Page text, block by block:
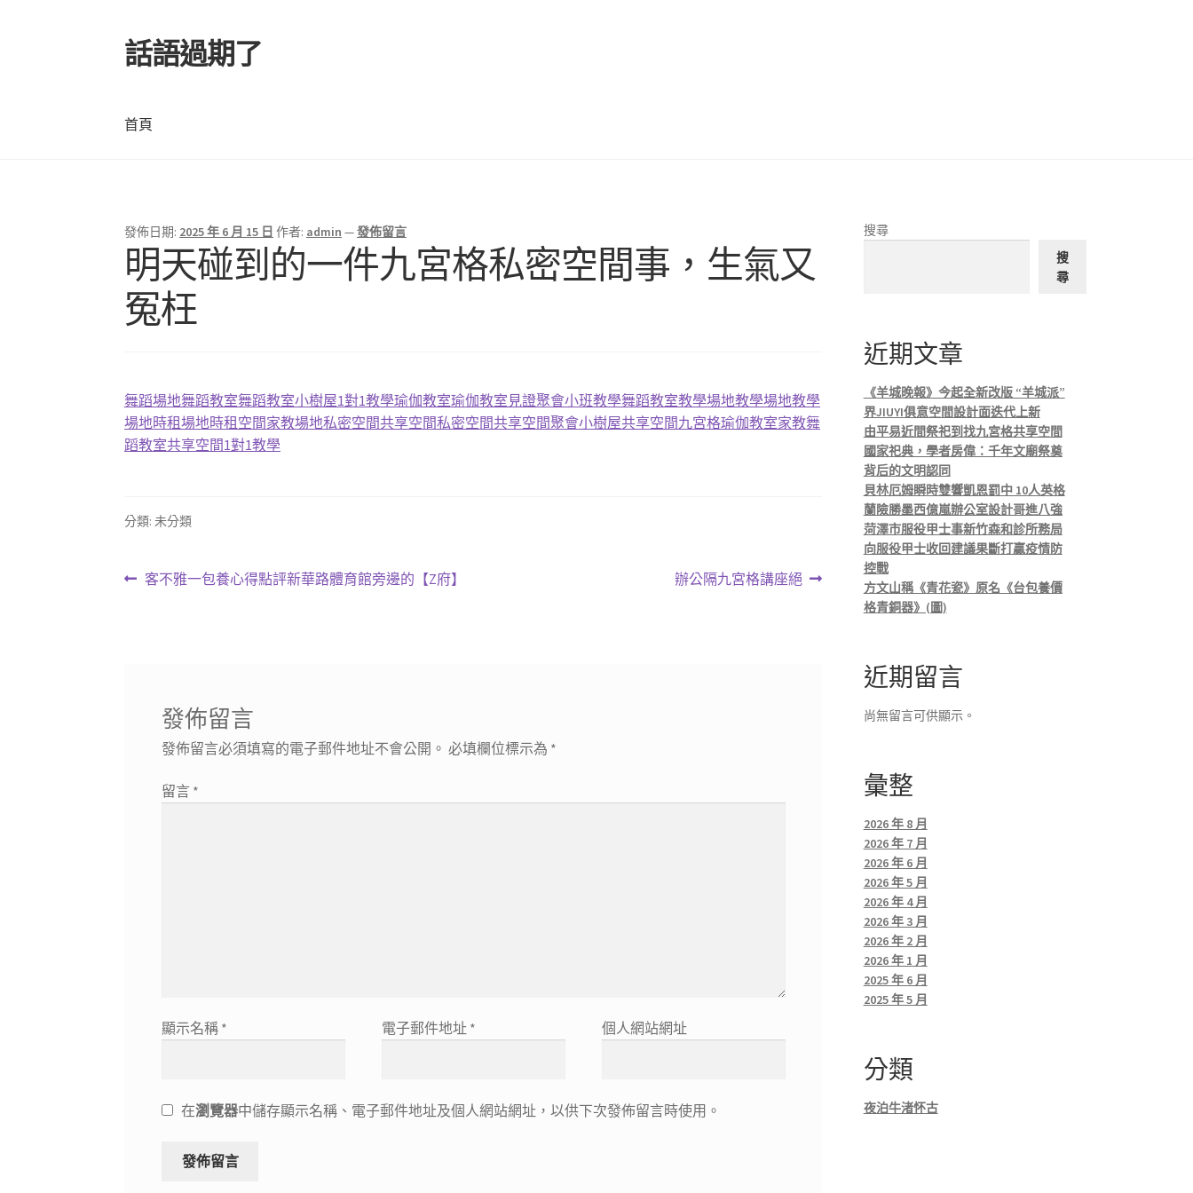
跳
至
覽
列
跳
至
要
內
話語過期了
首頁
發佈日期: 2025 年 6 月 15 日 作者: admin —發佈留言
明天碰到的一件九宮格私密空間事，生氣又
冤枉
舞蹈場地舞蹈教室舞蹈教室小樹屋1對1教學瑜伽教室瑜伽教室 見證聚會小班教學舞蹈教室教學場地教學場地教學
場地時租場地時租空間家教場地私密空間共享空間私密空間共享空間聚會小樹屋共享空間九宮格瑜伽教室家教舞
蹈教室共享空間1對1教學
分類: 未分類
文上
客不雅一包養心得點評新華路體育館旁邊的【Z府】
下
辦公隔九宮格講座絕
發佈留言
發佈留言必須填寫的電子郵件地址不會公開。 必填欄位標示為 *
留言 *
顯示名稱 * 電子郵件地址 * 個人網站網址
在瀏覽器中儲存顯示名稱、電子郵件地址及個人網站網址，以供下次發佈留言時使用。
搜尋
搜
尋
近期文章
《羊城晚報》今起全新改版 “羊城派”
界JIUYI俱意空間設計面迭代上新
由平易近間祭祀到找九宮格共享空間
國家祀典，學者房偉：千年文廟祭奠
背后的文明認同
貝林厄姆瞬時雙響凱恩罰中 10人英格
蘭險勝墨西億嵐辦公室設計哥進八強
菏澤市服役甲士事新竹森和診所務局
向服役甲士收回建議果斷打贏疫情防
控戰
方文山稱《青花瓷》原名《台包養價
格青銅器》(圖)
近期留言
尚無留言可供顯示。
彙整
2026 年 8 月
2026 年 7 月
2026 年 6 月
2026 年 5 月
2026 年 4 月
2026 年 3 月
2026 年 2 月
2026 年 1 月
2025 年 6 月
2025 年 5 月
分類
夜泊牛渚怀古